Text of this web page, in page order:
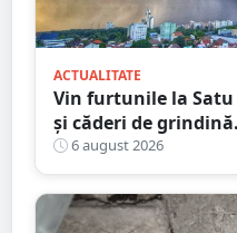
ACTUALITATE
Vin furtunile la
și căderi de
caniculă
6 august 2026